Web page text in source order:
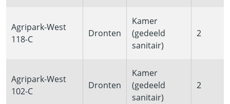
Agripark-West
118-C
Dronten
Kamer
(gedeeld
sanitair)
2
Agripark-West
102-C
Dronten
Kamer
(gedeeld
sanitair)
2